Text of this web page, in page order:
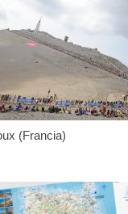
(Francia)